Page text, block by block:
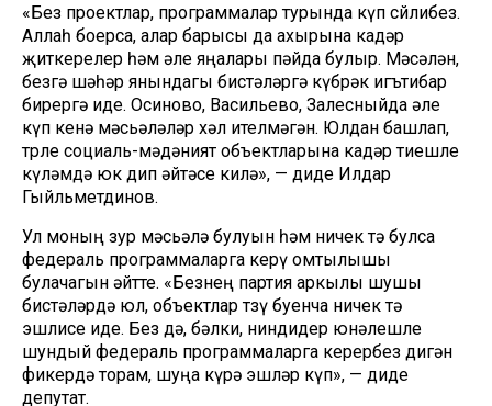
«Без проектлар, программалар турында күп сөйлибез.
Аллаһ боерса, алар барысы да ахырына кадәр
җиткерелер һәм әле яңалары пәйда булыр. Мәсәлән,
безгә шәһәр янындагы бистәләргә күбрәк игътибар
бирергә иде. Осиново, Васильево, Залесныйда әле
күп кенә мәсьәләләр хәл ителмәгән. Юлдан башлап,
төрле социаль-мәдәният объектларына кадәр тиешле
күләмдә юк дип әйтәсе килә», — диде Илдар
Гыйльметдинов.
Ул моның зур мәсьәлә булуын һәм ничек тә булса
федераль программаларга керү омтылышы
булачагын әйтте. «Безнең партия аркылы шушы
бистәләрдә юл, объектлар төзү буенча ничек тә
эшлисе иде. Без дә, бәлки, ниндидер юнәлешле
шундый федераль программаларга керербез дигән
фикердә торам, шуңа күрә эшләр күп», — диде
депутат.